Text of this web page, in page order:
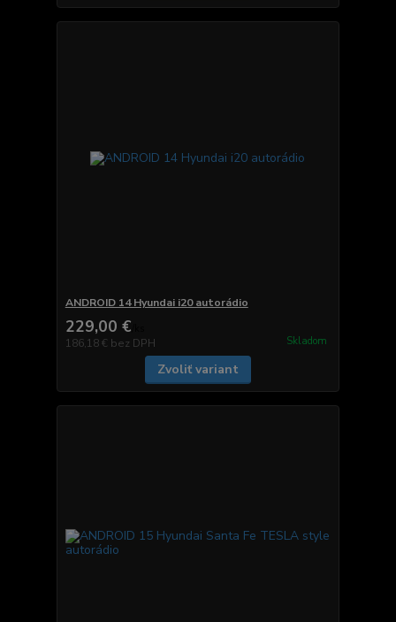
ANDROID 14 Hyundai i20 autorádio
229,00 €
186,18 € bez DPH Skladom
Zvoliť variant